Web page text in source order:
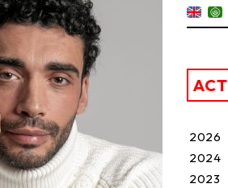
2026
2024
2023